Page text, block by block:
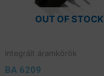
OUT OF STOCK
Integrált áramkörök
BA 6209